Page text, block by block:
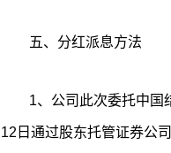
五、分红派息方法
1、公司此次委托中国
12日通过股东托管证券公